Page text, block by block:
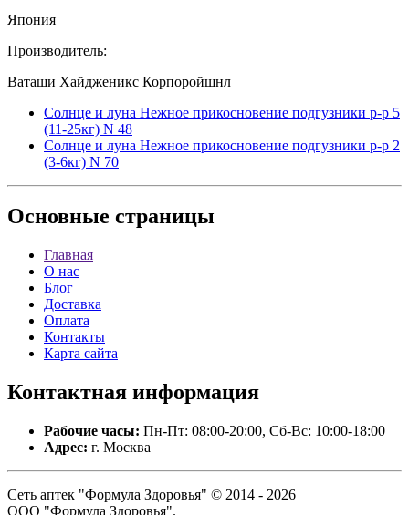
Япония
Производитель:
Ваташи Хайдженикс Корпоройшнл
Солнце и луна Нежное прикосновение подгузники р-р 5
(11-25кг) N 48
Солнце и луна Нежное прикосновение подгузники р-р 2
(3-6кг) N 70
Основные страницы
Главная
О нас
Блог
Доставка
Оплата
Контакты
Карта сайта
Контактная информация
Рабочие часы: Пн-Пт: 08:00-20:00, Сб-Вс: 10:00-18:00
Адрес: г. Москва
Сеть аптек "Формула Здоровья" © 2014 - 2026
ООО "Формула Здоровья".